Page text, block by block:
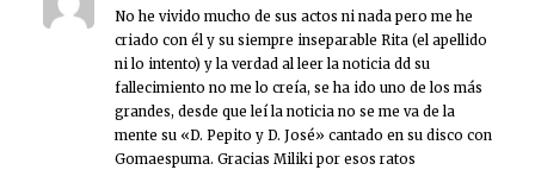
No he vivido mucho de sus actos ni nada pero me he
criado con él y su siempre inseparable Rita (el apellido
ni lo intento) y la verdad al leer la noticia dd su
fallecimiento no me lo creía, se ha ido uno de los más
grandes, desde que leí la noticia no se me va de la
mente su «D. Pepito y D. José» cantado en su disco con
Gomaespuma. Gracias Miliki por esos ratos